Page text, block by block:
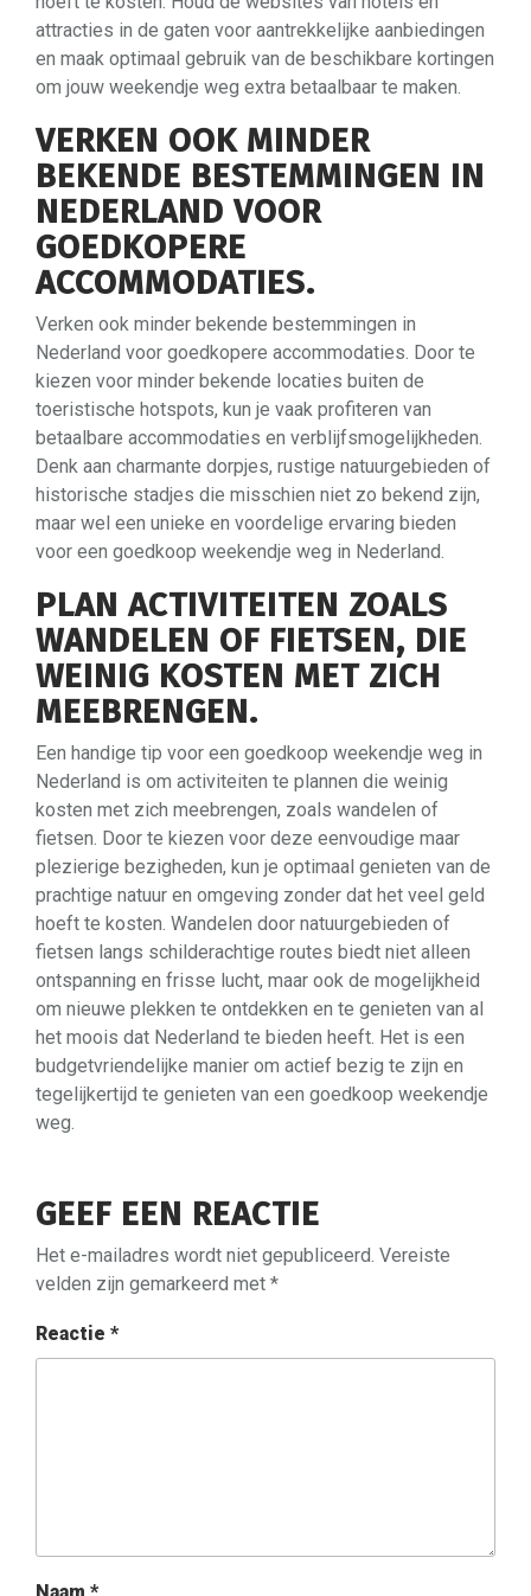
attracties in de gaten voor aantrekkelijke aanbiedingen
en maak optimaal gebruik van de beschikbare kortingen
om jouw weekendje weg extra betaalbaar te maken.
VERKEN OOK MINDER
BEKENDE BESTEMMINGEN IN
NEDERLAND VOOR
GOEDKOPERE
ACCOMMODATIES.
Verken ook minder bekende bestemmingen in
Nederland voor goedkopere accommodaties. Door te
kiezen voor minder bekende locaties buiten de
toeristische hotspots, kun je vaak profiteren van
betaalbare accommodaties en verblijfsmogelijkheden.
Denk aan charmante dorpjes, rustige natuurgebieden of
historische stadjes die misschien niet zo bekend zijn,
maar wel een unieke en voordelige ervaring bieden
voor een goedkoop weekendje weg in Nederland.
PLAN ACTIVITEITEN ZOALS
WANDELEN OF FIETSEN, DIE
WEINIG KOSTEN MET ZICH
MEEBRENGEN.
Een handige tip voor een goedkoop weekendje weg in
Nederland is om activiteiten te plannen die weinig
kosten met zich meebrengen, zoals wandelen of
fietsen. Door te kiezen voor deze eenvoudige maar
plezierige bezigheden, kun je optimaal genieten van de
prachtige natuur en omgeving zonder dat het veel geld
hoeft te kosten. Wandelen door natuurgebieden of
fietsen langs schilderachtige routes biedt niet alleen
ontspanning en frisse lucht, maar ook de mogelijkheid
om nieuwe plekken te ontdekken en te genieten van al
het moois dat Nederland te bieden heeft. Het is een
budgetvriendelijke manier om actief bezig te zijn en
tegelijkertijd te genieten van een goedkoop weekendje
weg.
GEEF EEN REACTIE
Het e-mailadres wordt niet gepubliceerd. Vereiste
velden zijn gemarkeerd met *
Reactie *